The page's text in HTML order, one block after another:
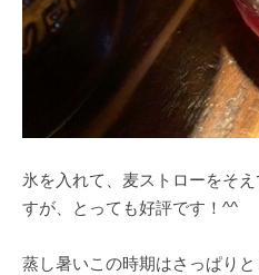
氷を入れて、麦ストローをそ
すが、とっても好評です！^^
蒸し暑いこの時期はさっぱり